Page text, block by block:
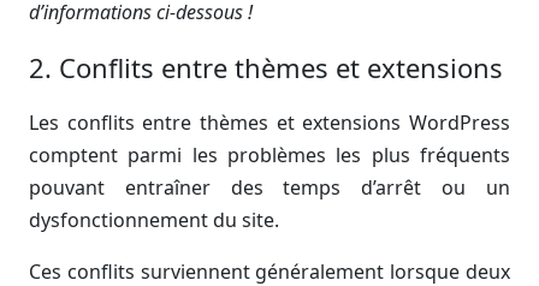
d’informations ci-dessous !
2. Conflits entre thèmes et extensions
Les conflits entre thèmes et extensions WordPress
comptent parmi les problèmes les plus fréquents
pouvant entraîner des temps d’arrêt ou un
dysfonctionnement du site.
Ces conflits surviennent généralement lorsque deux